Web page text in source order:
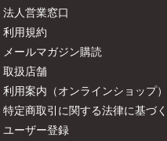
法人営業窓口
利用規約
メールマガジン購読
取扱店舗
利用案内（オンラインショップ）
特定商取引に関する法律に基づ
ユーザー登録